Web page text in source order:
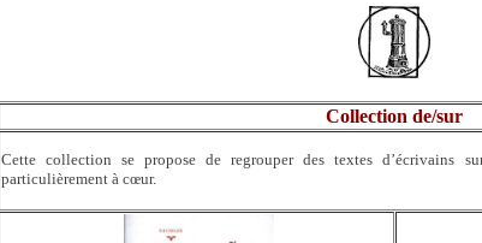
Collection de/sur
Cette collection se propose de regrouper des textes
particulièrement à cœur.